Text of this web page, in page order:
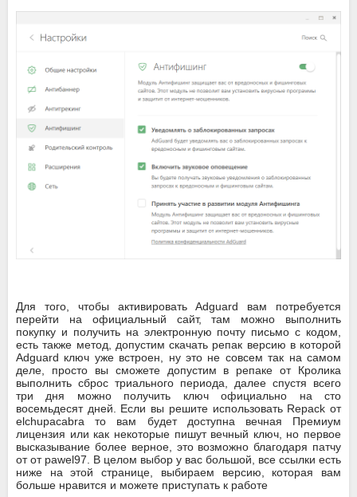
Для того, чтобы активировать Adguard вам потребуется
перейти на официальный сайт, там можно выполнить
покупку и получить на электронную почту письмо с кодом,
есть также метод, допустим скачать репак версию в которой
Adguard ключ уже встроен, ну это не совсем так на самом
деле, просто вы сможете допустим в репаке от Кролика
выполнить сброс триального периода, далее спустя всего
три дня можно получить ключ официально на сто
восемьдесят дней. Если вы решите использовать Repack от
elchupacabra то вам будет доступна вечная Премиум
лицензия или как некоторые пишут вечный ключ, но первое
высказывание более верное, это возможно благодаря патчу
от от pawel97. В целом выбор у вас большой, все ссылки есть
ниже на этой странице, выбираем версию, которая вам
больше нравится и можете приступать к работе